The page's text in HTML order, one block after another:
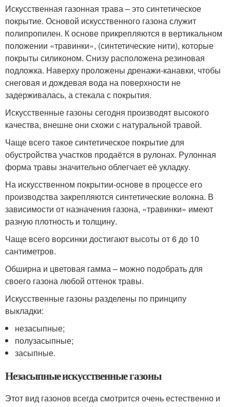
Искусственная газонная трава – это синтетическое
покрытие. Основой искусственного газона служит
полипропилен. К основе прикрепляются в вертикальном
положении «травинки», (синтетические нити), которые
покрыты силиконом. Снизу расположена резиновая
подложка. Наверху проложены дренажи-канавки, чтобы
снеговая и дождевая вода на поверхности не
задерживалась, а стекала с покрытия.
Искусственные газоны сегодня производят высокого
качества, внешне они схожи с натуральной травой.
Чаще всего такое синтетическое покрытие для
обустройства участков продаётся в рулонах. Рулонная
форма травы значительно облегчает её укладку.
На искусственном покрытии-основе в процессе его
производства закрепляются синтетические волокна. В
зависимости от назначения газона, «травинки» имеют
разную плотность и толщину.
Чаще всего ворсинки достигают высоты от 6 до 10
сантиметров.
Обширна и цветовая гамма – можно подобрать для
своего газона любой оттенок травы.
Искусственные газоны разделены по принципу
выкладки:
незасыпные;
полузасыпные;
засыпные.
Незасыпные искусственные газоны
Этот вид газонов всегда смотрится очень естественно и